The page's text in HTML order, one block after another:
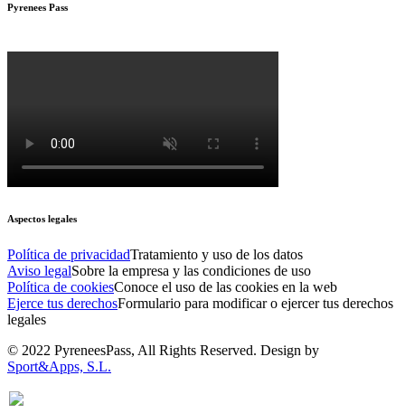
Pyrenees Pass
Aspectos legales
Política de privacidadTratamiento y uso de los datos
Aviso legalSobre la empresa y las condiciones de uso
Política de cookiesConoce el uso de las cookies en la web
Ejerce tus derechosFormulario para modificar o ejercer tus derechos
legales
© 2022 PyreneesPass, All Rights Reserved. Design by
Sport&Apps, S.L.